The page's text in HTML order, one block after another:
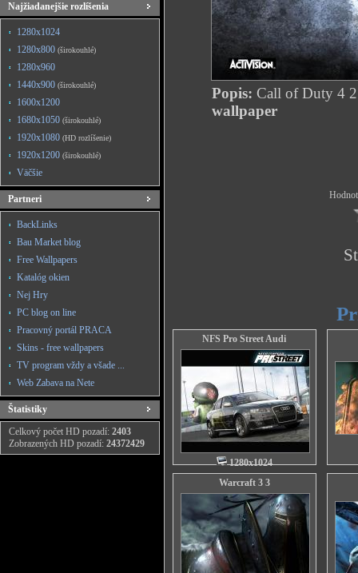
Najžiadanejšie rozlíšenia
1280x1024
1280x800 (širokouhlé)
1280x960
1440x900 (širokouhlé)
1600x1200
1680x1050 (širokouhlé)
1920x1080 (HD rozlíšenie)
1920x1200 (širokouhlé)
Väčšie
Partneri
BackLinks
Bau Market blog
Free Wallpapers
Katalóg okien
Nej Hry
PC blog on line
Pracovný portál PRACA
Skins - free wallpapers
TV program vždy a všade ...
Web Zabava na Nete
Štatistiky
Celkový počet HD pozadí: 2403
Zobrazených HD pozadí: 24372429
Popis: Call of Duty 4 2
wallpaper
NFS Pro Street Audi
1280x1024
Warcraft 3 3